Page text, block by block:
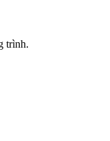
trình.